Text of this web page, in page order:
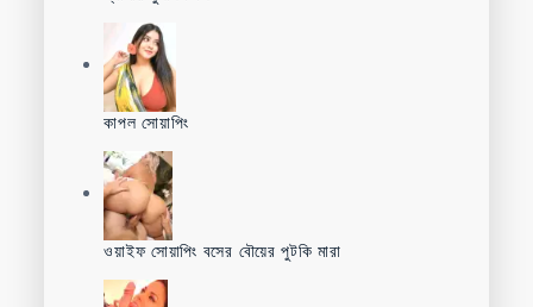
কাপল সোয়াপিং
ওয়াইফ সোয়াপিং বসের বৌয়ের পুটকি মারা